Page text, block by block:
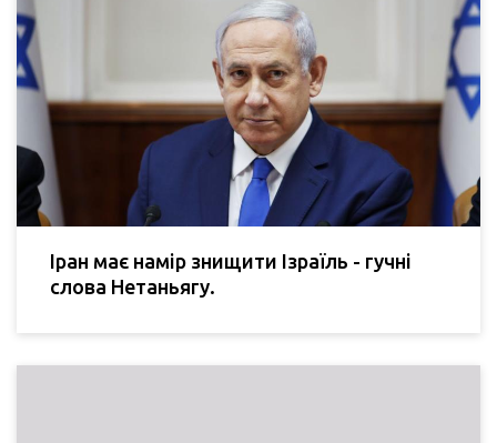
Іран має намір знищити Ізраїль - гучні
слова Нетаньягу.